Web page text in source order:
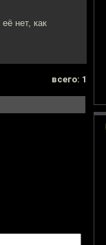
нет, как
всего: 1